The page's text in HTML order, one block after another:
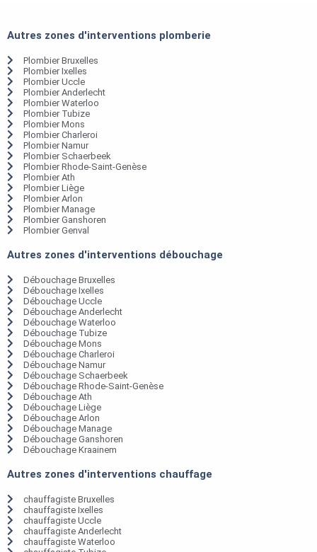
Autres zones d'interventions plomberie
Plombier Bruxelles
Plombier Ixelles
Plombier Uccle
Plombier Anderlecht
Plombier Waterloo
Plombier Tubize
Plombier Mons
Plombier Charleroi
Plombier Namur
Plombier Schaerbeek
Plombier Rhode-Saint-Genèse
Plombier Ath
Plombier Liège
Plombier Arlon
Plombier Manage
Plombier Ganshoren
Plombier Genval
Autres zones d'interventions débouchage
Débouchage Bruxelles
Débouchage Ixelles
Débouchage Uccle
Débouchage Anderlecht
Débouchage Waterloo
Débouchage Tubize
Débouchage Mons
Débouchage Charleroi
Débouchage Namur
Débouchage Schaerbeek
Débouchage Rhode-Saint-Genèse
Débouchage Ath
Débouchage Liège
Débouchage Arlon
Débouchage Manage
Débouchage Ganshoren
Débouchage Kraainem
Autres zones d'interventions chauffage
chauffagiste Bruxelles
chauffagiste Ixelles
chauffagiste Uccle
chauffagiste Anderlecht
chauffagiste Waterloo